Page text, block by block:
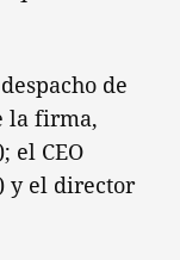
de
la firma,
el CEO
y el director